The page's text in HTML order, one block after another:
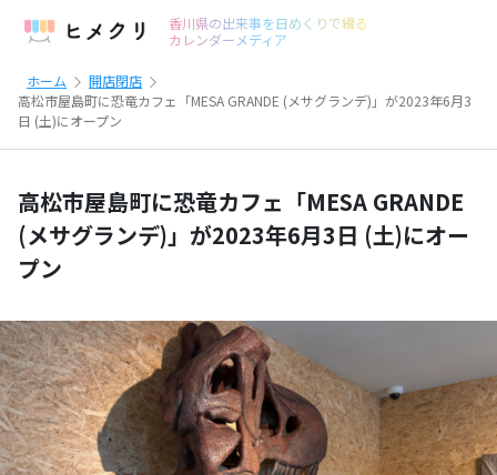
香川県の出来事を日めくりで綴る
カレンダーメディア
ホーム
開店閉店
高松市屋島町に恐竜カフェ「MESA GRANDE (メサグランデ)」が2023年6月3
日 (土)にオープン
高松市屋島町に恐竜カフェ「MESA GRANDE
(メサグランデ)」が2023年6月3日 (土)にオー
プン